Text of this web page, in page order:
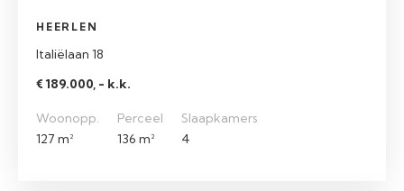
HEERLEN
Italiëlaan 18
€ 189.000, - k.k.
Woonopp.
127 m²
Perceel
136 m²
Slaapkamers
4